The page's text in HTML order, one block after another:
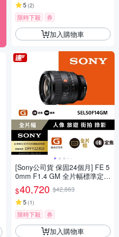
5 (2)
限時下殺 券
加入購物車
[Sony公司貨 保固24個月] FE 5
0mm F1.4 GM 全片幅標準定焦
鏡頭 SEL50F14GM
$40,720 $42,863
5 (1)
限時下殺 券
加入購物車